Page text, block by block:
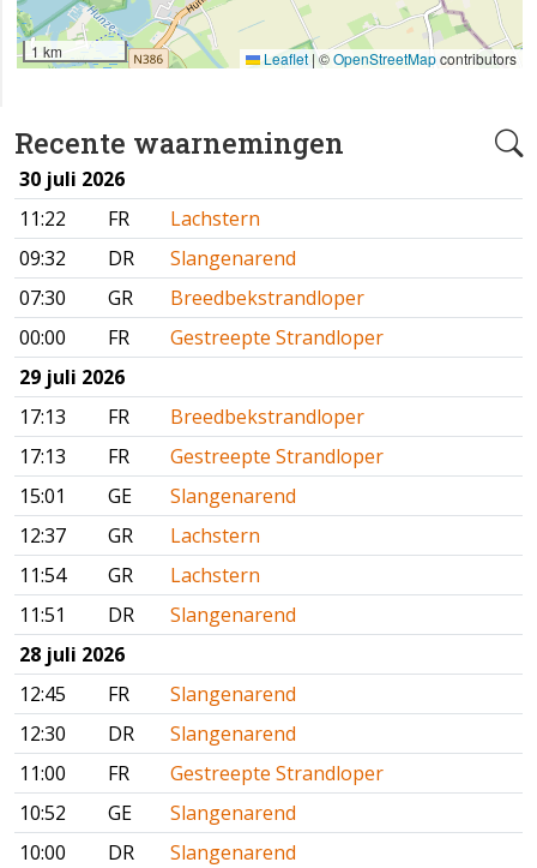
Recente waarnemingen
30 juli 2026
11:22
FR
Lachstern
09:32
DR
Slangenarend
07:30
GR
Breedbekstrandloper
00:00
FR
Gestreepte Strandloper
29 juli 2026
17:13
FR
Breedbekstrandloper
17:13
FR
Gestreepte Strandloper
15:01
GE
Slangenarend
12:37
GR
Lachstern
11:54
GR
Lachstern
11:51
DR
Slangenarend
28 juli 2026
12:45
FR
Slangenarend
12:30
DR
Slangenarend
11:00
FR
Gestreepte Strandloper
10:52
GE
Slangenarend
10:00
DR
Slangenarend
1 km Leaflet |©OpenStreetMapcontributors